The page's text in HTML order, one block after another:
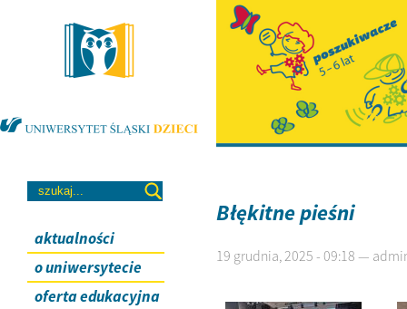
aktualności
o uniwersytecie
oferta edukacyjna
Błękitne pieśni
19 grudnia, 2025 - 09:18 —